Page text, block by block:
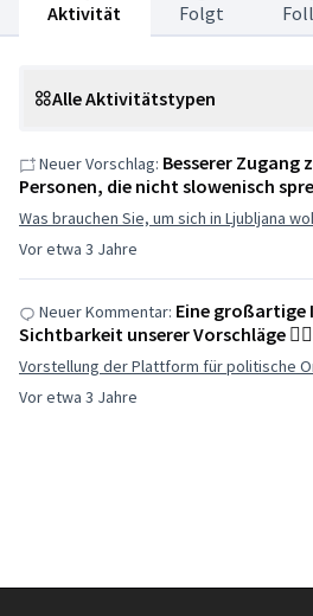
Aktivität Folgt
Alle Aktivitätstypen
Vor etwa 3 Jahre
Neuer Vorschlag: Besserer Zugang
Personen, die nicht slowenisch
Was brauchen Sie, um sich in Ljubljana
Vor etwa 3 Jahre
Neuer Kommentar: Eine
Sichtbarkeit unserer Vorschläge 👌🏽
Vorstellung der Plattform für politische